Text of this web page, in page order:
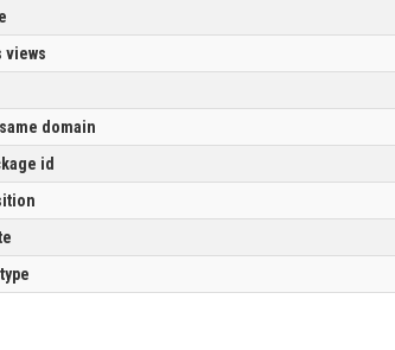
views
domain
id